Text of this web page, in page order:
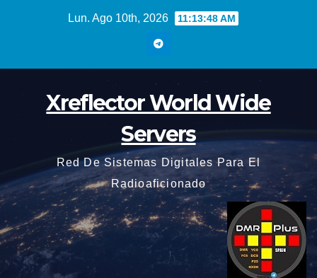
Lun. Ago 10th, 2026 11:13:49 AM
Xreflector World Wide
Servers
Red De Sistemas Digitales Para El
Radioaficionado